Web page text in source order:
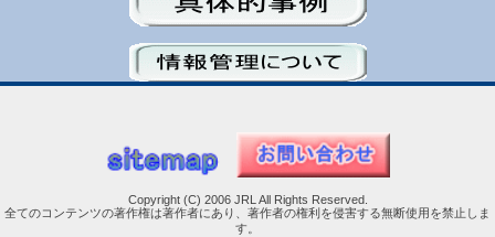
Copyright (C) 2006 JRL All Rights Reserved.
全てのコンテンツの著作権は著作者にあり、著作者の権利を侵害する無断使用を禁止しま
す。